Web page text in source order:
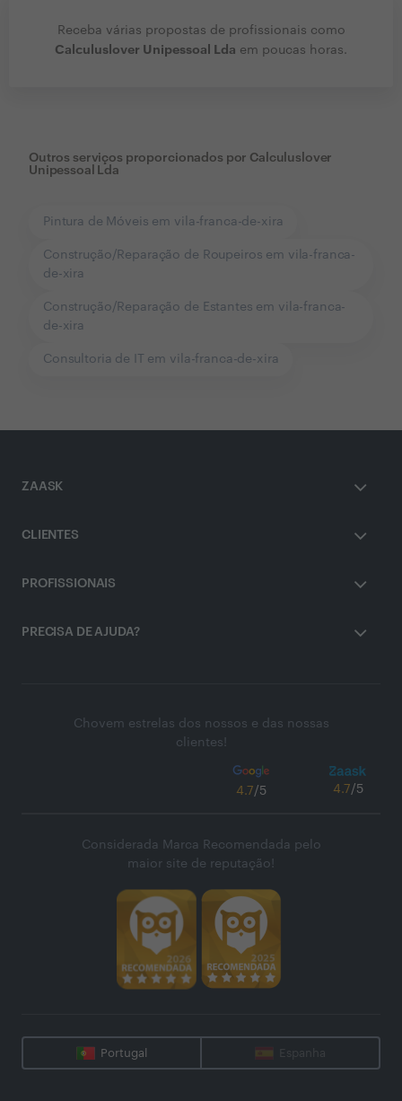
Receba várias propostas de profissionais como
Calculuslover Unipessoal Lda em poucas horas.
Outros serviços proporcionados por Calculuslover
Unipessoal Lda
Pintura de Móveis em vila-franca-de-xira
Construção/Reparação de Roupeiros em vila-franca-
de-xira
Construção/Reparação de Estantes em vila-franca-
de-xira
Consultoria de IT em vila-franca-de-xira
ZAASK
CLIENTES
PROFISSIONAIS
PRECISA DE AJUDA?
Chovem estrelas dos nossos e das nossas
clientes!
4.7/5 4.7/5
Considerada Marca Recomendada pelo
maior site de reputação!
Portugal Espanha